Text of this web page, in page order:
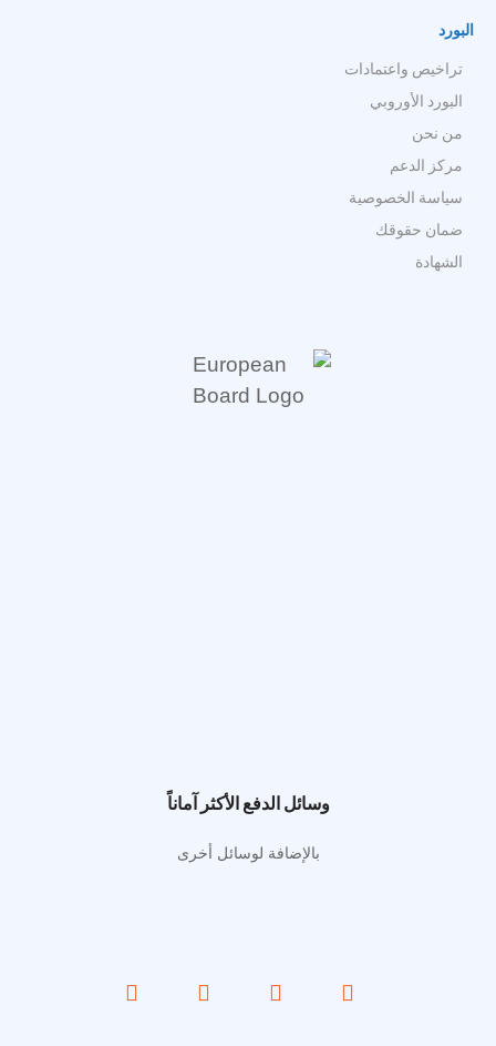
البورد
تراخيص واعتمادات
البورد الأوروبي
من نحن
مركز الدعم
سياسة الخصوصية
ضمان حقوقك
الشهادة
وسائل الدفع الأكثر آماناً
بالإضافة لوسائل أخرى